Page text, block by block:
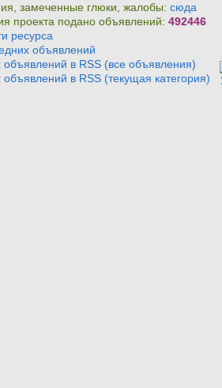
замеченные глюки, жалобы:сюда
проекта подано объявлений:492446
ресурса
объявлений
объявлений в RSS (все объявления)
объявлений в RSS (текущая категория)